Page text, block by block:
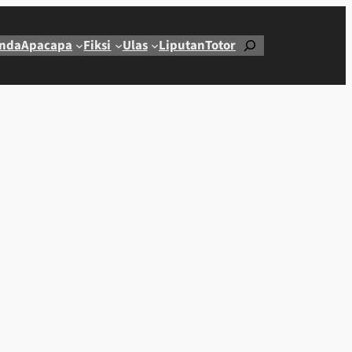
Apacapa Fiksi Ulas LiputanTotorCari